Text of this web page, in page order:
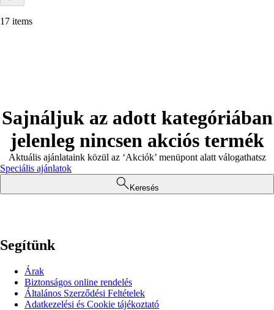
17 items
Sajnáljuk az adott kategóriában
jelenleg nincsen akciós termék
Aktuális ajánlataink közül az ‘Akciók’ menüpont alatt válogathatsz
Speciális ajánlatok
Keresés
Segítünk
Árak
Biztonságos online rendelés
Általános Szerződési Feltételek
Adatkezelési és Cookie tájékoztató